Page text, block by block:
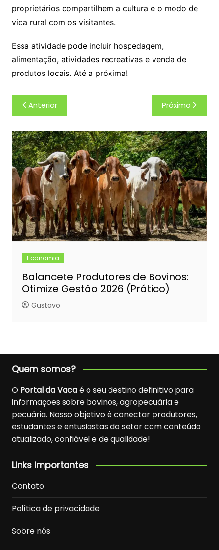
proprietários compartilhem a cultura e o modo de
vida rural com os visitantes.
Essa atividade pode incluir hospedagem,
alimentação, atividades recreativas e venda de
produtos locais. Até a próxima!
Navegação
de
Post
Anterior Próximo
Economia
Balancete Produtores de Bovinos:
Otimize Gestão 2026 (Prático)
Gustavo
Quem somos?
O Portal da Vacaé o seu destino definitivo para
informações sobre bovinos, agropecuária e
pecuária. Nosso objetivo é conectar produtores,
estudantes e entusiastas do setor com conteúdo
atualizado, confiável e de qualidade!
Links importantes
Contato
Política de privacidade
Sobre nós